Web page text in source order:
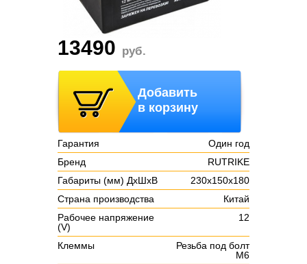
13490 руб.
Добавить
в корзину
Гарантия
Один год
Бренд
RUTRIKE
Габариты (мм) ДxШxВ
230x150x180
Страна производства
Китай
Рабочее напряжение
(V)
12
Клеммы
Резьба под болт
M6